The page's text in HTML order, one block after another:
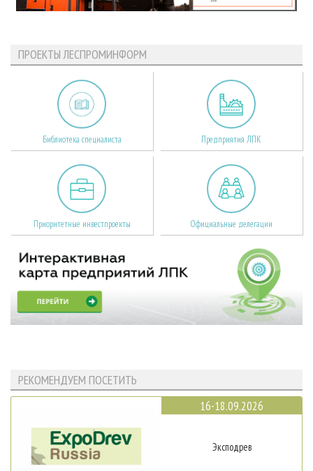
ПРОЕКТЫ ЛЕСПРОМИНФОРМ
Библиотека специалиста Предприятия ЛПК
Приоритетные инвестпроекты Официальные делегации
РЕКОМЕНДУЕМ ПОСЕТИТЬ
16-18.09.2026
Эксподрев